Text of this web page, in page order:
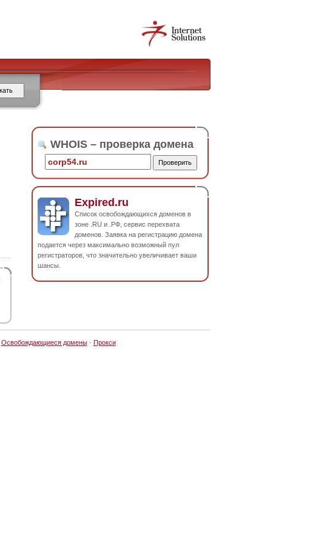
WHOIS – проверка домена
Expired.ru
Список освобождающихся доменов в
зоне .RU и .РФ, сервис перехвата
доменов. Заявка на регистрацию домена
подается через максимально возможный пул
регистраторов, что значительно увеличивает ваши
шансы.
Освобождающиеся домены· Прокси